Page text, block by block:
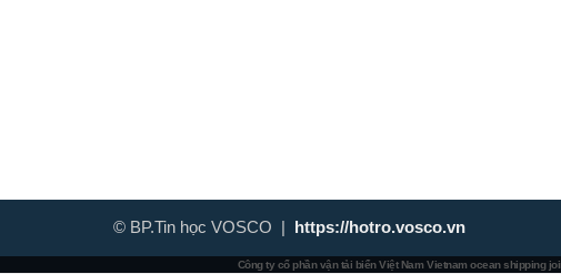
© BP.Tin học VOSCO | https://hotro.vosco.vn
Công ty cổ phần vận tải biển Việt Nam Vietnam ocean shipping